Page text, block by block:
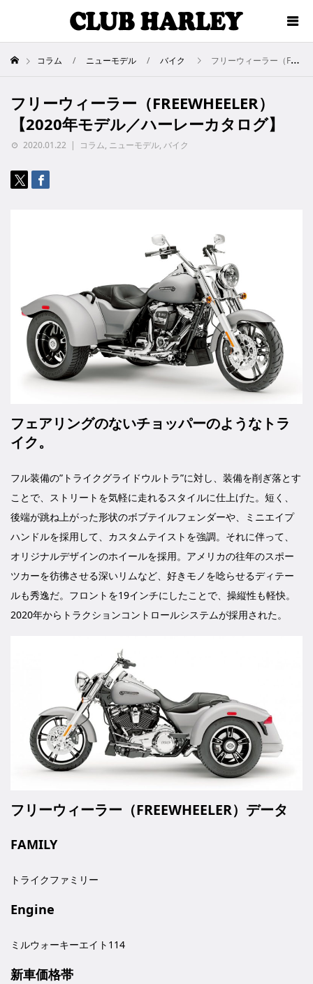
コラム ニューモデル バイク フリーウィーラー（FREEWHEELER）【2020年モデル／ハーレーカタログ】
フリーウィーラー（FREEWHEELER）
【2020年モデル／ハーレーカタログ】
2020.01.22 コラム, ニューモデル, バイク
フェアリングのないチョッパーのようなトラ
イク。
フル装備の”トライクグライドウルトラ”に対し、装備を削ぎ落とす
ことで、ストリートを気軽に走れるスタイルに仕上げた。短く、
後端が跳ね上がった形状のボブテイルフェンダーや、ミニエイプ
ハンドルを採用して、カスタムテイストを強調。それに伴って、
オリジナルデザインのホイールを採用。アメリカの往年のスポー
ツカーを彷彿させる深いリムなど、好きモノを唸らせるディテー
ルも秀逸だ。フロントを19インチにしたことで、操縦性も軽快。
2020年からトラクションコントロールシステムが採用された。
フリーウィーラー（FREEWHEELER）データ
FAMILY
トライクファミリー
Engine
ミルウォーキーエイト114
新車価格帯